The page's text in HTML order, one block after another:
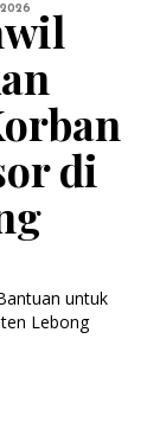
di
untuk
Lebong